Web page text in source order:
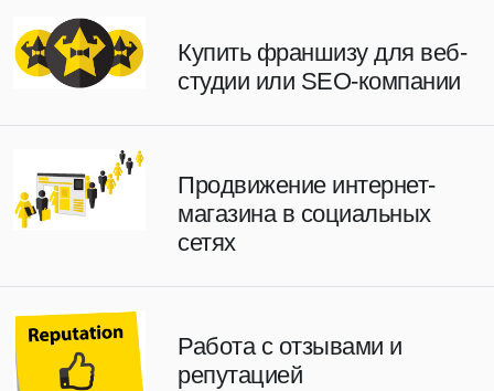
Купить франшизу для веб-
студии или SEO-компании
Продвижение интернет-
магазина в социальных
сетях
Работа с отзывами и
репутацией